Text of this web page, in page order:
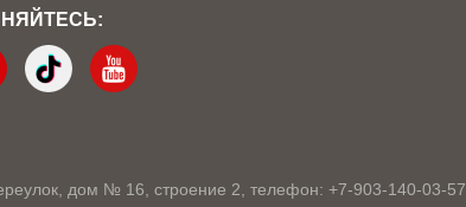
дом № 16, строение 2, телефон: +7-903-140-03-57